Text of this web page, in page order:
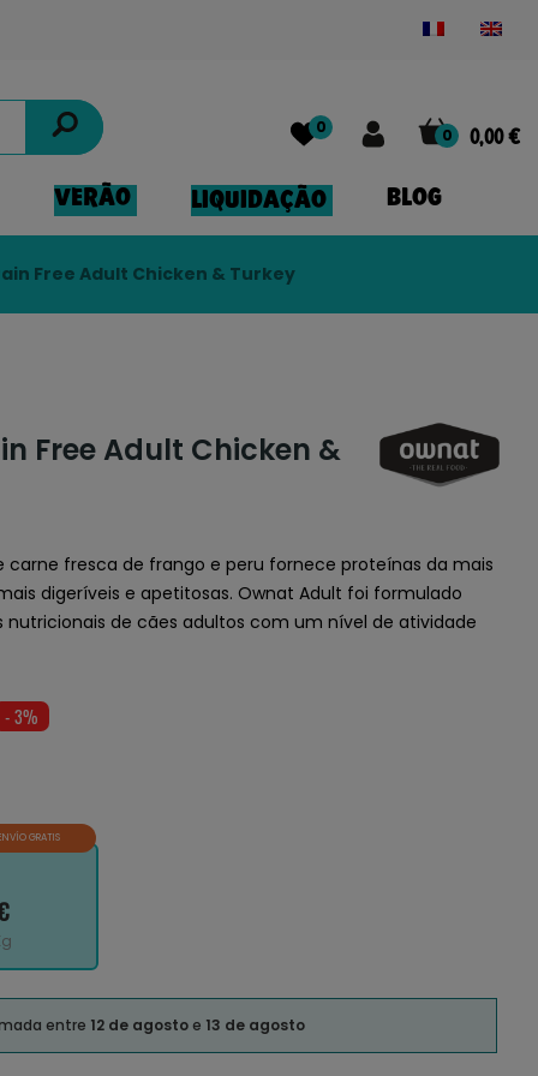
0 0,00 €
0
VERÃO LIQUIDAÇÃO BLOG
Free Adult Chicken & Turkey
Free Adult Chicken &
carne fresca de frango e peru fornece proteínas da mais
digeríveis e apetitosas. Ownat Adult foi formulado
nutricionais de cães adultos com um nível de atividade
- 3%
GRATIS
entre 12 de agostoe 13 de agosto